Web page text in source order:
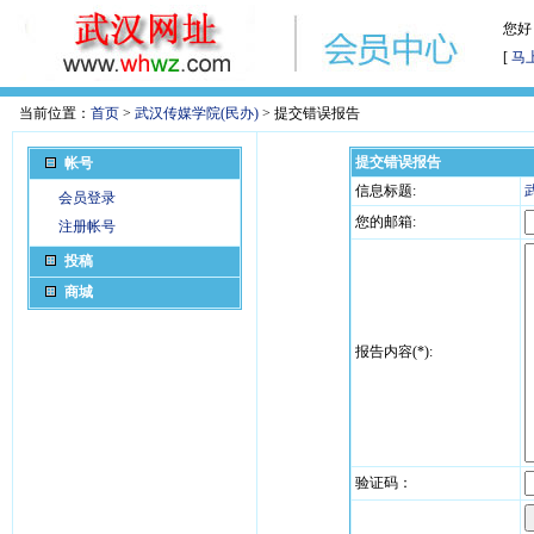
您
[ 马
当前位置： 首页 > 武汉传媒学院(民办) > 提交错误报告
帐号
会员登录
注册帐号
投稿
商城
提交错误报告
信息标题:
您的邮箱:
报告内容(*):
验证码：